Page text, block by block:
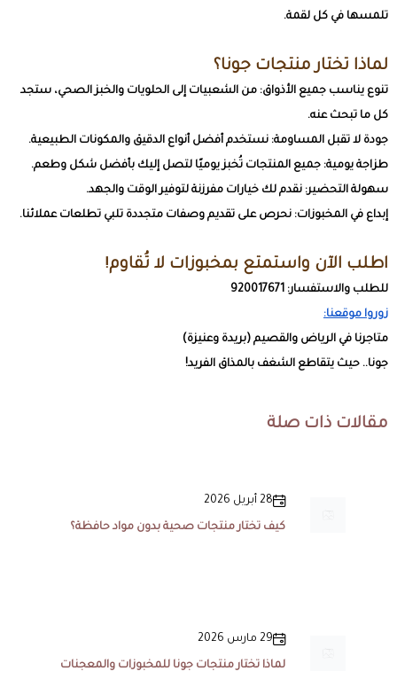
تلمسها في كل لقمة.
لماذا تختار منتجات جونا؟
تنوع يناسب جميع الأذواق: من الشعبيات إلى الحلويات والخبز الصحي، ستجد
كل ما تبحث عنه.
جودة لا تقبل المساومة: نستخدم أفضل أنواع الدقيق والمكونات الطبيعية.
طزاجة يومية: جميع المنتجات تُخبز يوميًا لتصل إليك بأفضل شكل وطعم.
سهولة التحضير: نقدم لك خيارات مفرزنة لتوفير الوقت والجهد.
إبداع في المخبوزات: نحرص على تقديم وصفات متجددة تلبي تطلعات عملائنا.
اطلب الآن واستمتع بمخبوزات لا تُقاوم!
للطلب والاستفسار: 920017671
زوروا موقعنا:
متاجرنا في الرياض والقصيم (بريدة وعنيزة)
جونا.. حيث يتقاطع الشغف بالمذاق الفريد!
مقالات ذات صلة
28 أبريل 2026
كيف تختار منتجات صحية بدون مواد حافظة؟
29 مارس 2026
لماذا تختار منتجات جونا للمخبوزات والمعجنات